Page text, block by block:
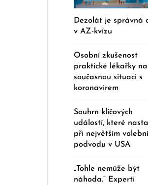
Dezolát je správná
v AZ-kvízu
Osobní zkušenost
praktické lékařky na
současnou situaci s
koronavirem
Souhrn klíčových
událostí, které
při největším
podvodu v USA
„Tohle nemůže být
náhoda.“ Experti